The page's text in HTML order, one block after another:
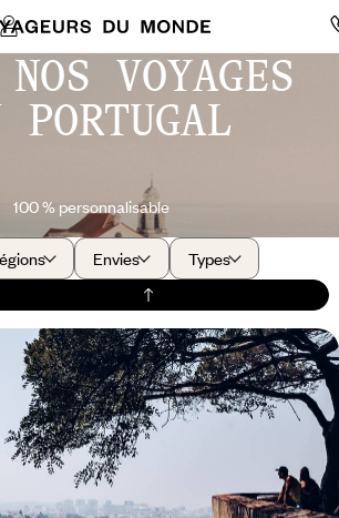
VOYAGES
PORTUGAL
100 % personnalisable
Envies
Types
Lisbonne - L'art de la flânerie
le charme singulier de la capitale portugaise, le